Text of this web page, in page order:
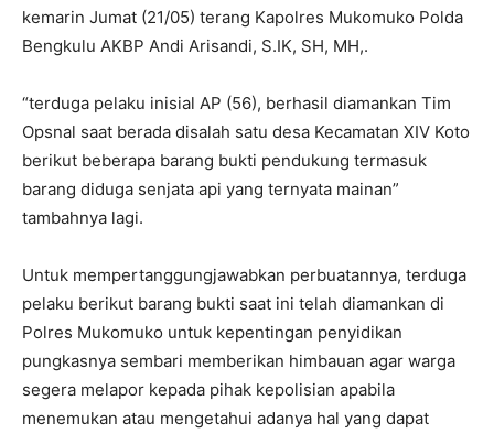
kemarin Jumat (21/05) terang Kapolres Mukomuko Polda
Bengkulu AKBP Andi Arisandi, S.IK, SH, MH,.
“terduga pelaku inisial AP (56), berhasil diamankan Tim
Opsnal saat berada disalah satu desa Kecamatan XIV Koto
berikut beberapa barang bukti pendukung termasuk
barang diduga senjata api yang ternyata mainan”
tambahnya lagi.
Untuk mempertanggungjawabkan perbuatannya, terduga
pelaku berikut barang bukti saat ini telah diamankan di
Polres Mukomuko untuk kepentingan penyidikan
pungkasnya sembari memberikan himbauan agar warga
segera melapor kepada pihak kepolisian apabila
menemukan atau mengetahui adanya hal yang dapat